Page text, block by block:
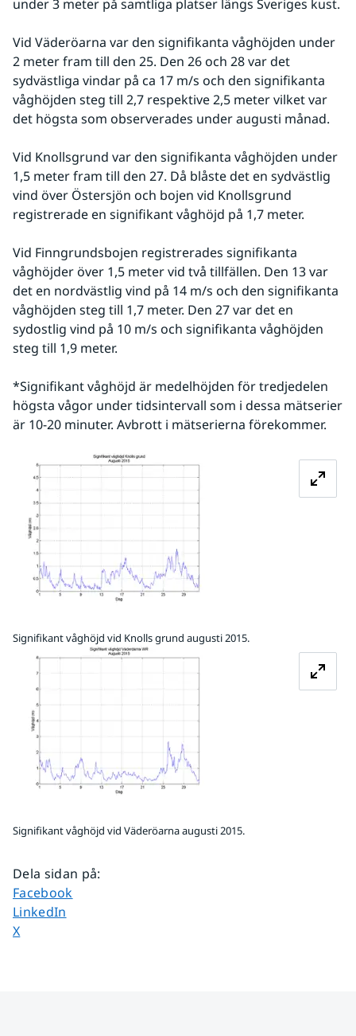
under 3 meter på samtliga platser längs Sveriges kust.
Vid Väderöarna var den signifikanta våghöjden under
2 meter fram till den 25. Den 26 och 28 var det
sydvästliga vindar på ca 17 m/s och den signifikanta
våghöjden steg till 2,7 respektive 2,5 meter vilket var
det högsta som observerades under augusti månad.
Vid Knollsgrund var den signifikanta våghöjden under
1,5 meter fram till den 27. Då blåste det en sydvästlig
vind över Östersjön och bojen vid Knollsgrund
registrerade en signifikant våghöjd på 1,7 meter.
Vid Finngrundsbojen registrerades signifikanta
våghöjder över 1,5 meter vid två tillfällen. Den 13 var
det en nordvästlig vind på 14 m/s och den signifikanta
våghöjden steg till 1,7 meter. Den 27 var det en
sydostlig vind på 10 m/s och signifikanta våghöjden
steg till 1,9 meter.
*Signifikant våghöjd är medelhöjden för tredjedelen
högsta vågor under tidsintervall som i dessa mätserier
är 10-20 minuter. Avbrott i mätserierna förekommer.
Signifikant våghöjd vid Knolls grund augusti 2015.Förstora bilden
Signifikant våghöjd vid Väderöarna augusti 2015.
Dela sidan på:
Dela sidan på
Facebook
Dela sidan på
LinkedIn
Dela sidan på
X